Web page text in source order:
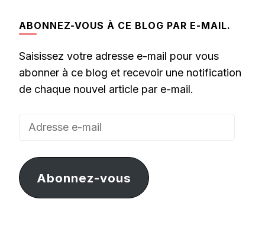
ABONNEZ-VOUS À CE BLOG PAR E-MAIL.
Saisissez votre adresse e-mail pour vous
abonner à ce blog et recevoir une notification
de chaque nouvel article par e-mail.
Adresse
mail
Abonnez-vous